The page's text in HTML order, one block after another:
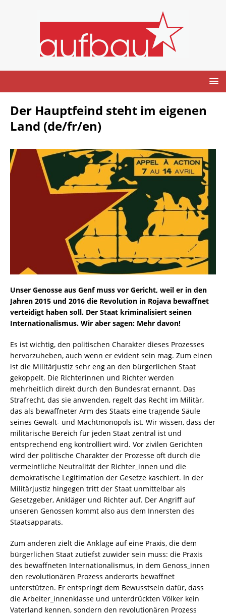
Der Hauptfeind steht im eigenen
Land (de/fr/en)
Unser Genosse aus Genf muss vor Gericht, weil er in den
Jahren 2015 und 2016 die Revolution in Rojava bewaffnet
verteidigt haben soll. Der Staat kriminalisiert seinen
Internationalismus. Wir aber sagen: Mehr davon!
Es ist wichtig, den politischen Charakter dieses Prozesses
hervorzuheben, auch wenn er evident sein mag. Zum einen
ist die Militärjustiz sehr eng an den bürgerlichen Staat
gekoppelt. Die Richterinnen und Richter werden
mehrheitlich direkt durch den Bundesrat ernannt. Das
Strafrecht, das sie anwenden, regelt das Recht im Militär,
das als bewaffneter Arm des Staats eine tragende Säule
seines Gewalt- und Machtmonopols ist. Wir wissen, dass der
militärische Bereich für jeden Staat zentral ist und
entsprechend eng kontrolliert wird. Vor zivilen Gerichten
wird der politische Charakter der Prozesse oft durch die
vermeintliche Neutralität der Richter_innen und die
demokratische Legitimation der Gesetze kaschiert. In der
Militärjustiz hingegen tritt der Staat unmittelbar als
Gesetzgeber, Ankläger und Richter auf. Der Angriff auf
unseren Genossen kommt also aus dem Innersten des
Staatsapparats.
Zum anderen zielt die Anklage auf eine Praxis, die dem
bürgerlichen Staat zutiefst zuwider sein muss: die Praxis
des bewaffneten Internationalismus, in dem Genoss_innen
den revolutionären Prozess anderorts bewaffnet
unterstützen. Er entspringt dem Bewusstsein dafür, dass
die Arbeiter_innenklasse und unterdrückten Völker kein
Vaterland kennen, sondern den revolutionären Prozess